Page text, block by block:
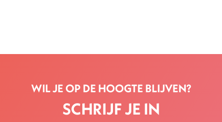
WIL JE OP DE HOOGTE BLIJVEN?
SCHRIJF JE IN